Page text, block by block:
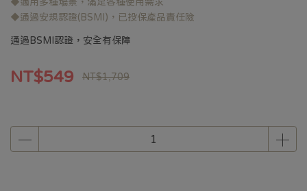
◆通過安規認證(BSMI)，已投保產品責任險
通過BSMI認證，安全有保障
NT$549 NT$1,709